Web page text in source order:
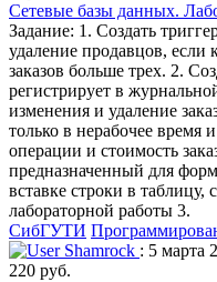
Сетевые базы данных.
Задание: 1. Создать
удаление продавцов,
заказов больше трех. 2.
регистрирует в
изменения и удаление
только в нерабочее время
операции и стоимость
предназначенный для
вставке строки в таблицу,
лабораторной работы 3.
СибГУТИ
Shamrock : 5 марта
220 руб.